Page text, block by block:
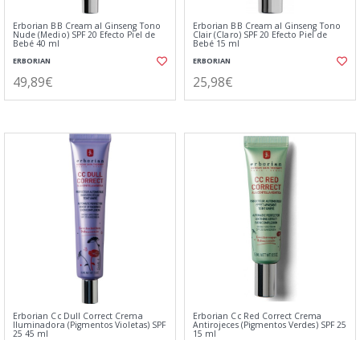
Erborian BB Cream al Ginseng Tono
Nude (Medio) SPF 20 Efecto Piel de
Bebé 40 ml
ERBORIAN
49,89€
Erborian BB Cream al Ginseng Tono
Clair (Claro) SPF 20 Efecto Piel de
Bebé 15 ml
ERBORIAN
25,98€
Erborian Cc Dull Correct Crema
Iluminadora (Pigmentos Violetas) SPF
25 45 ml
Erborian Cc Red Correct Crema
Antirojeces (Pigmentos Verdes) SPF 25
15 ml